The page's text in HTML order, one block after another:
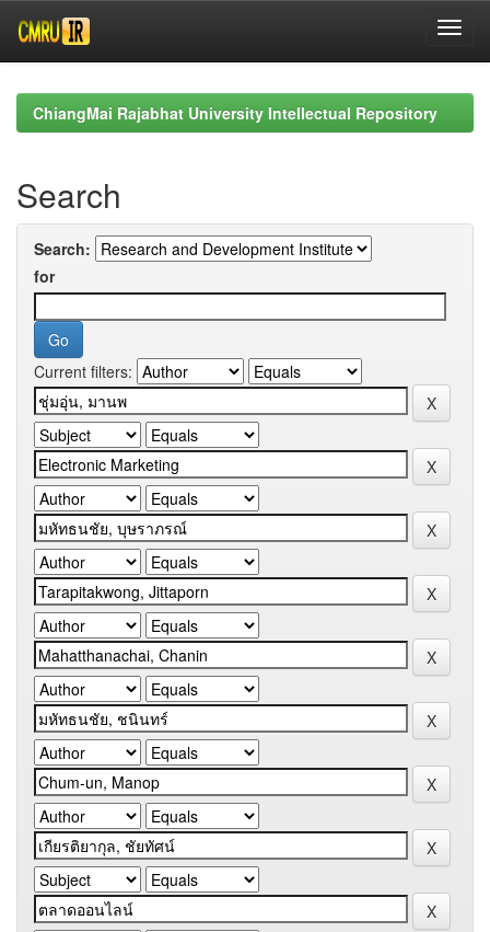
navigationChiangMai Rajabhat University Intellectual Repository
Search
Search:
for
Current filters: